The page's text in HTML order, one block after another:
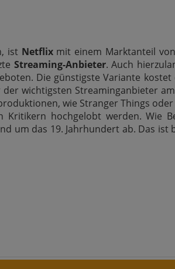
ist Netflixmit einem Marktanteil
Streaming-Anbieter. Auch
Die günstigste Variante kostet
wichtigsten Streaminganbieter
wie Stranger Things
hochgelobt werden. Wie
um das 19. Jahrhundert ab. Das ist